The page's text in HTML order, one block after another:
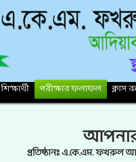
শিক্ষার্থী পরীক্ষার ফলাফল ক্লাস
প্রতিষ্ঠানঃ এ.কে.এম. ফখরুল